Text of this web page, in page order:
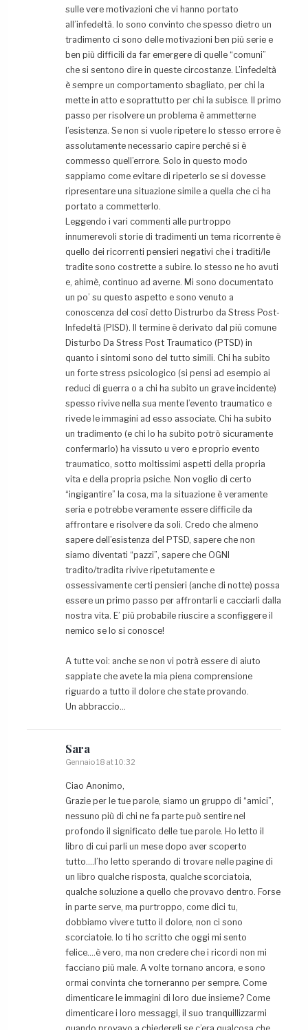
sulle vere motivazioni che vi hanno portato
all’infedeltà. Io sono convinto che spesso dietro un
tradimento ci sono delle motivazioni ben più serie e
ben più difficili da far emergere di quelle “comuni”
che si sentono dire in queste circostanze. L’infedeltà
è sempre un comportamento sbagliato, per chi la
mette in atto e soprattutto per chi la subisce. Il primo
passo per risolvere un problema è ammetterne
l’esistenza. Se non si vuole ripetere lo stesso errore è
assolutamente necessario capire perché si è
commesso quell’errore. Solo in questo modo
sappiamo come evitare di ripeterlo se si dovesse
ripresentare una situazione simile a quella che ci ha
portato a commetterlo.
Leggendo i vari commenti alle purtroppo
innumerevoli storie di tradimenti un tema ricorrente è
quello dei ricorrenti pensieri negativi che i traditi/le
tradite sono costrette a subire. Io stesso ne ho avuti
e, ahimè, continuo ad averne. Mi sono documentato
un po’ su questo aspetto e sono venuto a
conoscenza del così detto Distrurbo da Stress Post-
Infedeltà (PISD). Il termine è derivato dal più comune
Disturbo Da Stress Post Traumatico (PTSD) in
quanto i sintomi sono del tutto simili. Chi ha subito
un forte stress psicologico (si pensi ad esempio ai
reduci di guerra o a chi ha subito un grave incidente)
spesso rivive nella sua mente l’evento traumatico e
rivede le immagini ad esso associate. Chi ha subito
un tradimento (e chi lo ha subito potrò sicuramente
confermarlo) ha vissuto u vero e proprio evento
traumatico, sotto moltissimi aspetti della propria
vita e della propria psiche. Non voglio di certo
“ingigantire” la cosa, ma la situazione è veramente
seria e potrebbe veramente essere difficile da
affrontare e risolvere da soli. Credo che almeno
sapere dell’esistenza del PTSD, sapere che non
siamo diventati “pazzi”, sapere che OGNI
tradito/tradita rivive ripetutamente e
ossessivamente certi pensieri (anche di notte) possa
essere un primo passo per affrontarli e cacciarli dalla
nostra vita. E’ più probabile riuscire a sconfiggere il
nemico se lo si conosce!
A tutte voi: anche se non vi potrà essere di aiuto
sappiate che avete la mia piena comprensione
riguardo a tutto il dolore che state provando.
Un abbraccio…
Sara
Gennaio 18 at 10:32
Ciao Anonimo,
Grazie per le tue parole, siamo un gruppo di “amici”,
nessuno più di chi ne fa parte può sentire nel
profondo il significato delle tue parole. Ho letto il
libro di cui parli un mese dopo aver scoperto
tutto….l’ho letto sperando di trovare nelle pagine di
un libro qualche risposta, qualche scorciatoia,
qualche soluzione a quello che provavo dentro. Forse
in parte serve, ma purtroppo, come dici tu,
dobbiamo vivere tutto il dolore, non ci sono
scorciatoie. Io ti ho scritto che oggi mi sento
felice….è vero, ma non credere che i ricordi non mi
facciano più male. A volte tornano ancora, e sono
ormai convinta che torneranno per sempre. Come
dimenticare le immagini di loro due insieme? Come
dimenticare i loro messaggi, il suo tranquillizzarmi